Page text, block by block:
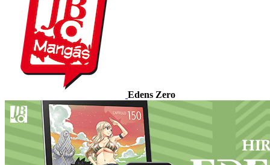
Edens Zero